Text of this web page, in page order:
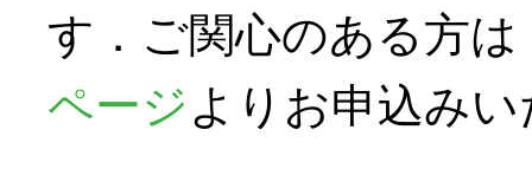
す．ご関心のある方
ページ よりお申込み